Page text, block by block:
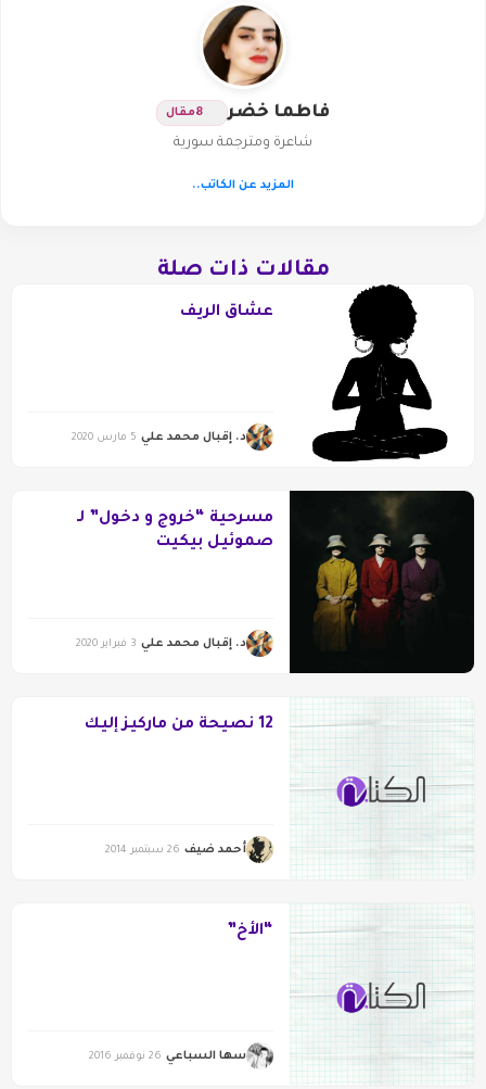
فاطما خضر 8مقال
شاعرة ومترجمة سورية
المزيد عن الكاتب..
مقالات ذات صلة
عشاق الريف
د. إقبال محمد علي 5 مارس 2020
مسرحية “خُروج و دخول” لـ
صموئيل بيكيت
د. إقبال محمد علي 3 فبراير 2020
12 نصيحة من ماركيز إليك
أحمد ضيف 26 سبتمبر 2014
“الأخ”
سها السباعي 26 نوفمبر 2016